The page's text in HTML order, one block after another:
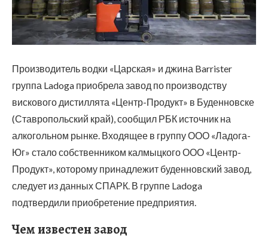
Производитель водки «Царская» и джина Barrister
группа Ladoga приобрела завод по производству
вискового дистиллята «Центр-Продукт» в Буденновске
(Ставропольский край), сообщил РБК источник на
алкогольном рынке. Входящее в группу ООО «Ладога-
Юг» стало собственником калмыцкого ООО «Центр-
Продукт», которому принадлежит буденновский завод,
следует из данных СПАРК. В группе Ladoga
подтвердили приобретение предприятия.
Чем известен завод